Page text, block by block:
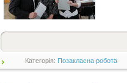
Категорія: Позакласна робота